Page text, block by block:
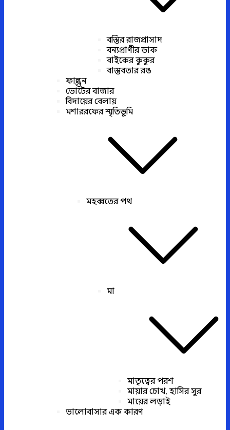
বস্তির রাজপ্রাসাদ
বন্যপ্রাণীর ডাক
বাইকের কুকুর
বাস্তবতার রঙ
ফাল্গুন
ভোটের বাজার
বিদায়ের বেলায়
মশাররফের স্মৃতিভূমি
মহব্বতের পথ
মা
মাতৃত্বের পরশ
মায়ার চোখ, হাসির সুর
মায়ের লড়াই
ভালোবাসার এক কারণ